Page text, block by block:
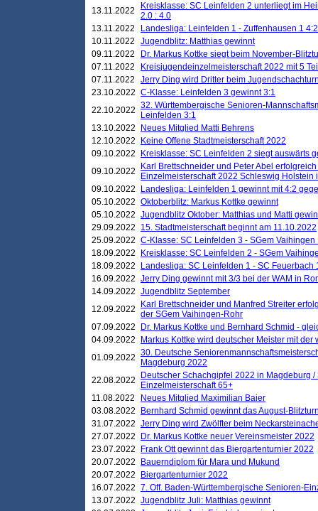
13.11.2022
Kreisklasse: SC Leinfelden 2 unterliegt im
2.0 : 4.0
13.11.2022
Landesliga: Leinfelden 1 - Zuffenhausen 1 4:2
10.11.2022
Jugendblitz: Matthias gewinnt
09.11.2022
Dr. Markus Kottke siegt beim November-
07.11.2022
Kreisjugendeinzelmeisterschaft 2022 mit 5
07.11.2022
Jerry Ding wird Dritter beim
23.10.2022 C-Klasse: Leinfelden 3 gewinnt 3:1
22.10.2022 32. Württembergische Senioren-
Leinfelden 3:1
13.10.2022
Neues Mitglied Matti Behrens
12.10.2022
Keine Offene Stadtmeisterschaft 2022
09.10.2022
Kreisklasse: SC Leinfelden 2 siegt auswärts
09.10.2022
Karl Brettschneider und Peter Abel
Einzelmeisterschaft 2022 Schleswig Holstein
09.10.2022
Landesliga: Leinfelden 1 gewinnt mit 4:2
05.10.2022 Oktoberblitz: Markus Kottke gewinnt
05.10.2022 Jugendblitz Oktober: Matthias und Matti
29.09.2022
15. Stadtmeisterschaft beginnt am 11.10.2022
25.09.2022 C-Klasse: SC Leinfelden 3 - SGem Vaihingen
18.09.2022
Kreisklasse: SC Leinfelden 2 - SGem
18.09.2022
Landesliga: SC Leinfelden 1 - SC Feuerbach
16.09.2022 Jerry Ding gewinnt mit 3/3 bei der WAM in
14.09.2022 Jugendblitz September
12.09.2022
Karl Brettschneider und Manfred Streiter
der SGem Vaihingen-Rohr
07.09.2022
Dr. Markus Kottke und Bernhard Schmid -
04.09.2022
Markus Kottke wird deutscher Meister mit
01.09.2022 30. Deutsche
Magdeburg 2022
22.08.2022
Deutscher Schachgipfel 2022 in Magdeburg
Einzelmeisterschaft 65+
11.08.2022
Neues Mitglied Maximilian Baier
03.08.2022
Bernhard Schmid gewinnt das August-
31.07.2022 Jerry Ding wird Zwölfter beim
27.07.2022
Dr. Markus Kottke neuer Vereinsmeister 2022
23.07.2022
Frank Ott gewinnt das Biergartenturnier 2022
20.07.2022
Bauerndiplom für Mara und Mukund
20.07.2022
Biergartenturnier 2022
16.07.2022 7. Off. Baden-Württembergische Senioren-
13.07.2022 Jugendblitz Juli: Matthias gewinnt